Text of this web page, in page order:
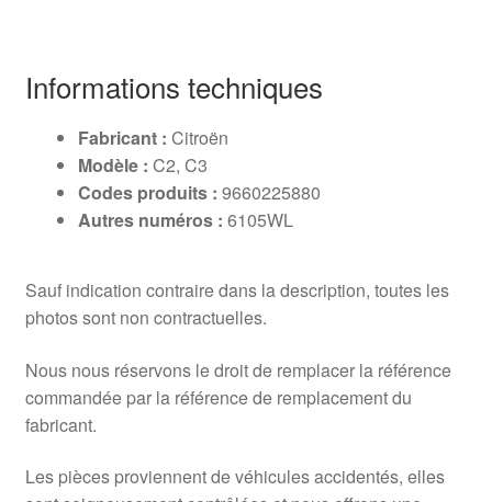
Informations techniques
Fabricant : Citroën
Modèle : C2, C3
Codes produits : 9660225880
Autres numéros : 6105WL
Sauf indication contraire dans la description, toutes les
photos sont non contractuelles.
Nous nous réservons le droit de remplacer la référence
commandée par la référence de remplacement du
fabricant.
Les pièces proviennent de véhicules accidentés, elles